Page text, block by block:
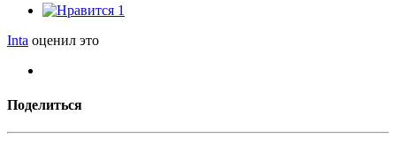
1
Inta оценил это
Поделиться